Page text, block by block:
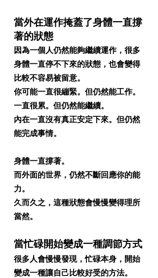
當外在運作掩蓋了身體一直撐
著的狀態
因為一個人仍然能夠繼續運作，很多
身體一直停不下來的狀態，也會變得
比較不容易被留意。
你可能一直很繃緊。但仍然能工作。
一直很累。但仍然能繼續。
內在一直沒有真正安定下來。但仍然
能完成事情。
身體一直撐著。
而外面的世界，仍然不斷回應你的能
力。
久而久之，這種狀態會慢慢變得理所
當然。
當忙碌開始變成一種調節方式
很多人會慢慢發現，忙碌本身，開始
變成一種讓自己比較好受的方法。